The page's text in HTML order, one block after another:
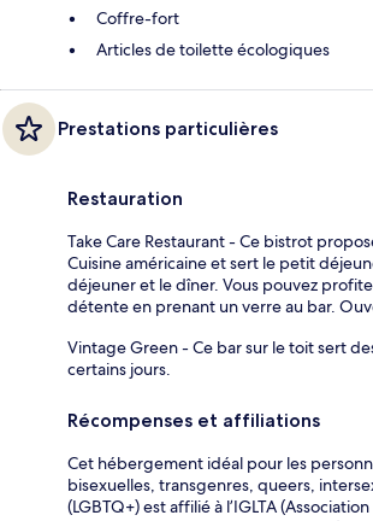
Coffre-fort
Articles de toilette écologiques
Prestations particulières
Restauration
Take Care Restaurant - Ce bistrot
Cuisine américaine et sert le petit
déjeuner et le dîner. Vous pouvez
détente en prenant un verre au bar.
Vintage Green - Ce bar sur le toit sert
certains jours.
Récompenses et affiliations
Cet hébergement idéal pour les
bisexuelles, transgenres, queers,
(LGBTQ+) est affilié à l’IGLTA